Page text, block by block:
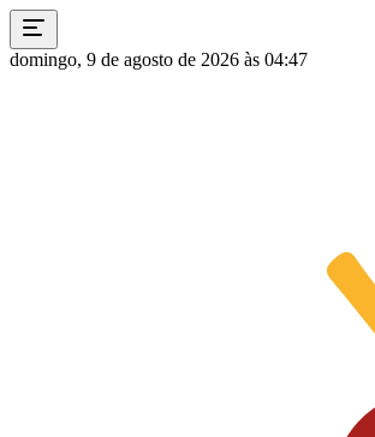
domingo, 9 de agosto de 2026 às 04:47